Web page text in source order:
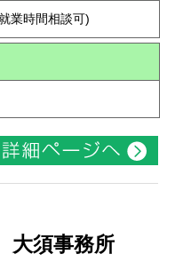
業時間相談可)
須事務所